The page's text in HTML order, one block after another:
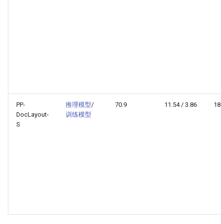
PP-
DocLayout-
S
推理模型/
训练模型
70.9 11.54 / 3.86